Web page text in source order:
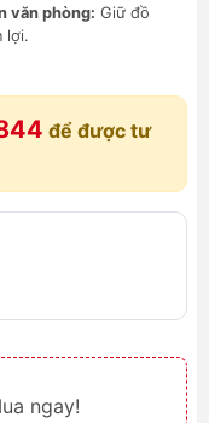
văn phòng: Giữ đồ
lợi.
để được tư
ngay!